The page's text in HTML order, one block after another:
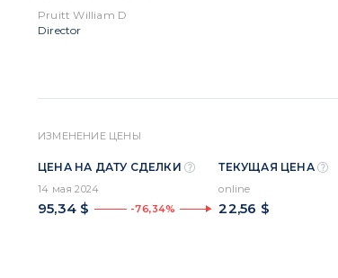
Pruitt William D
Director
ИЗМЕНЕНИЕ ЦЕНЫ
ЦЕНА НА ДАТУ СДЕЛКИ
14 мая 2024
95,34 $ -76,34%
ТЕКУЩАЯ ЦЕНА
online
22,56 $